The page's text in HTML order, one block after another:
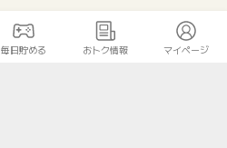
毎日貯める おトク情報 マイページ